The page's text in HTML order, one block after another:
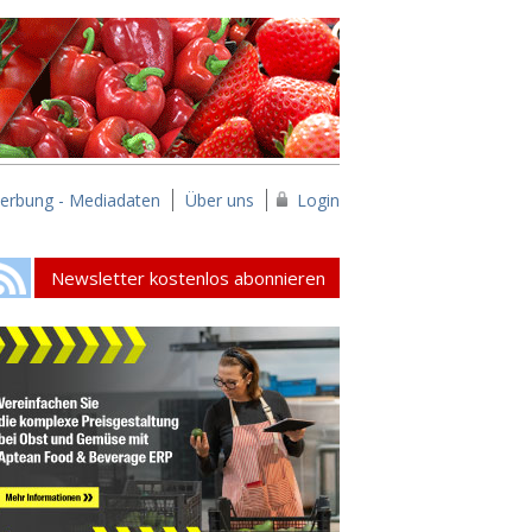
- Mediadaten Über uns Login
Newsletter kostenlos abonnieren